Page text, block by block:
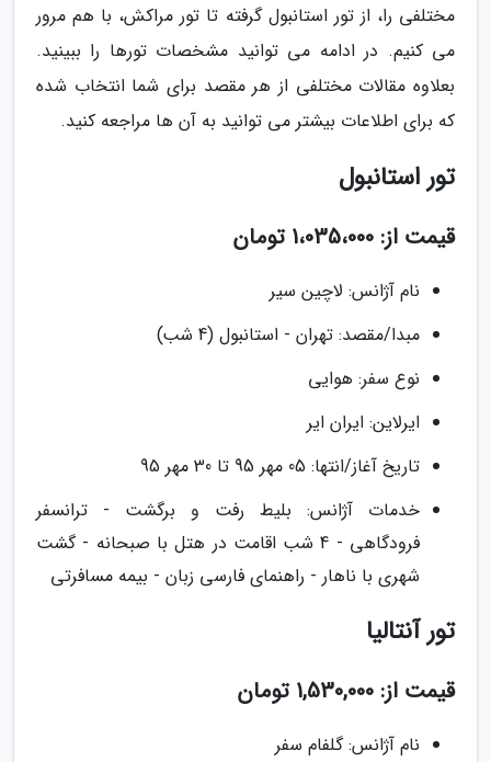
مختلفی را، از تور استانبول گرفته تا تور مراکش، با هم مرور
می کنیم. در ادامه می توانید مشخصات تورها را ببینید.
بعلاوه مقالات مختلفی از هر مقصد برای شما انتخاب شده
که برای اطلاعات بیشتر می توانید به آن ها مراجعه کنید.
تور استانبول
قیمت از: 1،035،000 تومان
نام آژانس: لاچین سیر
مبدا/مقصد: تهران - استانبول (4 شب)
نوع سفر: هوایی
ایرلاین: ایران ایر
تاریخ آغاز/انتها: 05 مهر 95 تا 30 مهر 95
خدمات آژانس: بلیط رفت و برگشت - ترانسفر
فرودگاهی - 4 شب اقامت در هتل با صبحانه - گشت
شهری با ناهار - راهنمای فارسی زبان - بیمه مسافرتی
تور آنتالیا
قیمت از: 1,530,000 تومان
نام آژانس: گلفام سفر